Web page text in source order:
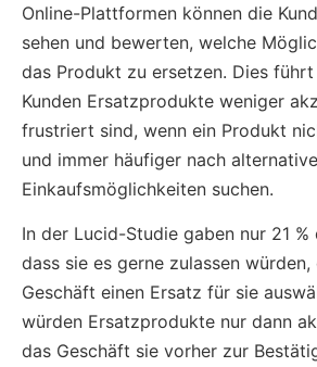
Online-Plattformen können die
sehen und bewerten, welche
das Produkt zu ersetzen. Dies
Kunden Ersatzprodukte weniger
frustriert sind, wenn ein Produkt
und immer häufiger nach
Einkaufsmöglichkeiten suchen.
In der Lucid-Studie gaben nur 21 %
dass sie es gerne zulassen würden,
Geschäft einen Ersatz für sie
würden Ersatzprodukte nur dann
das Geschäft sie vorher zur